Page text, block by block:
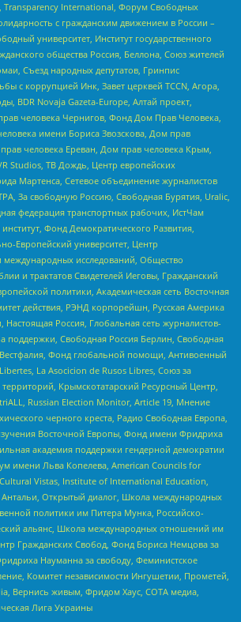
International, Форум Свободных
с гражданским движением в России –
университет, Институт государственного
общества Россия, Беллона, Союз жителей
Съезд народных депутатов, Гринпис
с коррупцией Инк, Завет церквей TCCN, Агора,
BDR Novaja Gazeta-Europe, Алтай проект,
человека Чернигов, Фонд Дом Прав Человека,
имени Бориса Звозскова, Дом прав
человека Ереван, Дом прав человека Крым,
Studios, ТВ Дождь, Центр европейских
Мартенса, Сетевое объединение журналистов
За свободную Россию, Свободная Бурятия, Uralic,
федерация транспортных рабочих, ИстЧам
Фонд Демократического Развития,
Европейский университет, Центр
международных исследований, Общество
и трактатов Свидетелей Иеговы, Гражданский
политики, Академическая сеть Восточная
действия, РЭНД корпорейшн, Русская Америка
Настоящая Россия, Глобальная сеть журналистов-
поддержки, Свободная Россия Берлин, Свободная
Фонд глобальной помощи, Антивоенный
La Asocicion de Rusos Libres, Союз за
Крымскотатарский Ресурсный Центр,
Russian Election Monitor, Article 19, Мнение
черного креста, Радио Свободная Европа,
Восточной Европы, Фонд имени Фридриха
академия поддержки гендерной демократии
имени Льва Копелева, American Councils for
Vistas, Institute of International Education,
Открытый диалог, Школа международных
политики им Питера Мунка, Российско-
альянс, Школа международных отношений им
Гражданских Свобод, Фонд Бориса Немцова за
Науманна за свободу, Феминистское
Комитет независимости Ингушетии, Прометей,
Вернись живым, Фридом Хаус, СОТА медиа,
Лига Украины